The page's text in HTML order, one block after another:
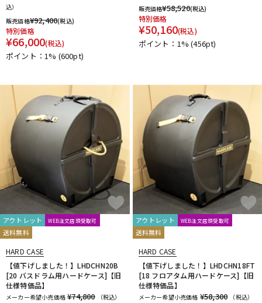
レコーディング機器
中古 ヴィンテージ
込）
販売価格¥92,400(税込)
特別価格
¥66,000(税込)
ポイント：1% (600pt)
販売価格¥58,520(税込)
特別価格
¥50,160(税込)
ポイント：1%(456pt)
アウトレット WEB注文店頭受取可
送料無料
HARD CASE
【値下げしました！】LHDCHN20B
[20 バスドラム用ハードケース]【旧
仕様特価品】
メーカー希望小売価格 ¥74,800
（税込）
アウトレット WEB注文店頭受取可
送料無料
HARD CASE
【値下げしました！】LHDCHN18FT
[18 フロアタム用ハードケース]【旧
仕様特価品】
メーカー希望小売価格 ¥58,300
（税込）